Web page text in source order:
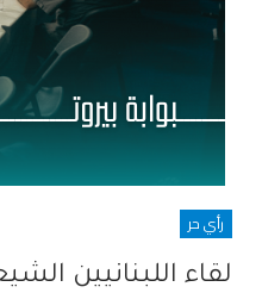
رأي حر
لقاء اللبنانيين